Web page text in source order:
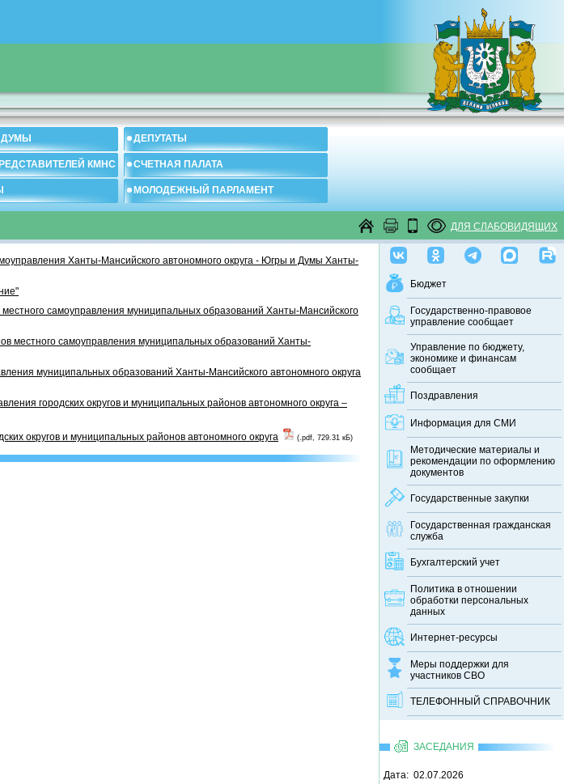
ДЕПУТАТЫ
КМНС СЧЕТНАЯ ПАЛАТА
МОЛОДЕЖНЫЙ ПАРЛАМЕНТ
ДЛЯ СЛАБОВИДЯЩИХ
Бюджет
Государственно-правовое
управление сообщает
Управление по бюджету,
экономике и финансам
сообщает
Поздравления
Информация для СМИ
Методические материалы и
рекомендации по оформлению
документов
Государственные закупки
Государственная гражданская
служба
Бухгалтерский учет
Политика в отношении
обработки персональных
данных
Интернет-ресурсы
Меры поддержки для
участников СВО
ТЕЛЕФОННЫЙ CПРАВОЧНИК
ЗАСЕДАНИЯ
Дата: 02.07.2026
Ханты-Мансийского автономного округа - Югры и Думы Ханты-
самоуправления муниципальных образований Ханты-Мансийского
местного самоуправления муниципальных образований Ханты-
муниципальных образований Ханты-Мансийского автономного округа
городских округов и муниципальных районов автономного округа –
округов и муниципальных районов автономного округа
(.pdf, 729.31 кБ)